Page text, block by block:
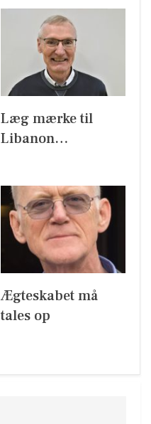
Læg mærke til
Libanon…
Ægteskabet må
tales op